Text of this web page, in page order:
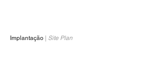
Implantação
Site Plan